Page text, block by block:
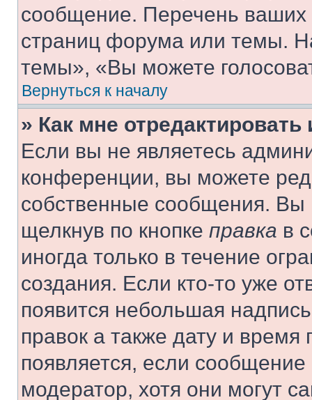
сообщение. Перечень ваших
страниц форума или темы.
темы», «Вы можете
Вернуться к началу
» Как мне
Если вы не являетесь
конференции, вы можете
собственные сообщения. Вы
щелкнув по кнопке правка в
иногда только в течение
создания. Если кто-то уже
появится небольшая
правок а также дату и
появляется, если
модератор, хотя они могут